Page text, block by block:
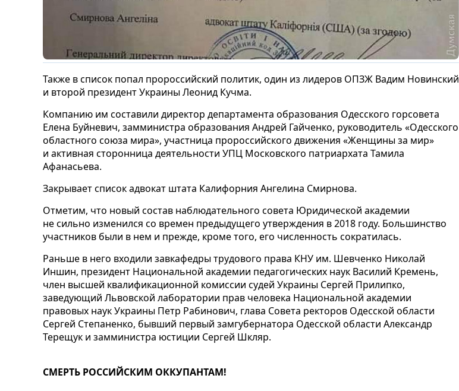
Также в список попал пророссийский политик, один из лидеров ОПЗЖ Вадим Новинский
и второй президент Украины Леонид Кучма.
Компанию им составили директор департамента образования Одесского горсовета
Елена Буйневич, замминистра образования Андрей Гайченко, руководитель «Одесского
областного союза мира», участница пророссийского движения «Женщины за мир»
и активная сторонница деятельности УПЦ Московского патриархата Тамила
Афанасьева.
Закрывает список адвокат штата Калифорния Ангелина Смирнова.
Отметим, что новый состав наблюдательного совета Юридической академии
не сильно изменился со времен предыдущего утверждения в 2018 году. Большинство
участников были в нем и прежде, кроме того, его численность сократилась.
Раньше в него входили завкафедры трудового права КНУ им. Шевченко Николай
Иншин, президент Национальной академии педагогических наук Василий Кремень,
член высшей квалификационной комиссии судей Украины Сергей Прилипко,
заведующий Львовской лаборатории прав человека Национальной академии
правовых наук Украины Петр Рабинович, глава Совета ректоров Одесской области
Сергей Степаненко, бывший первый замгубернатора Одесской области Александр
Терещук и замминистра юстиции Сергей Шкляр.
СМЕРТЬ РОССИЙСКИМ ОККУПАНТАМ!